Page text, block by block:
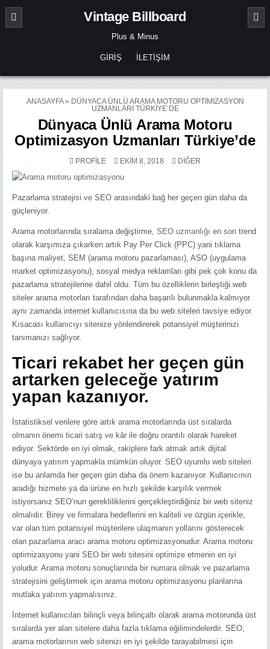
Skip
content
Vintage Billboard
Plus & Minus
GIRIŞ İLETIŞIM
ANASAYFA» DÜNYACA ÜNLÜ ARAMA MOTORU OPTIMIZASYON
UZMANLARI TÜRKIYE’DE
Dünyaca Ünlü Arama Motoru
Optimizasyon Uzmanları Türkiye’de
PROFILE EKIM 8, 2018
POSTED
DIĞER
Pazarlama stratejisi ve SEO arasındaki bağ her geçen gün daha da
güçleniyor.
Arama motorlarında sıralama değiştirme,SEO uzmanlığı en son trend
olarak karşımıza çıkarken artık Pay Per Click (PPC) yani tıklama
başına maliyet, SEM (arama motoru pazarlaması), ASO (uygulama
market optimizasyonu), sosyal medya reklamları gibi pek çok konu da
pazarlama stratejilerine dahil oldu. Tüm bu özelliklerin birleştiği web
siteler arama motorları tarafından daha başarılı bulunmakla kalmıyor
aynı zamanda internet kullanıcısına da bu web siteleri tavsiye ediyor.
Kısacası kullanıcıyı sitenize yönlendirerek potansiyel müşterinizi
tanımanızı sağlıyor.
Ticari rekabet her geçen gün
artarken geleceğe yatırım
yapan kazanıyor.
İstatistiksel verilere göre artık arama motorlarında üst sıralarda
olmanın önemi ticari satış ve kâr ile doğru orantılı olarak hareket
ediyor. Sektörde en iyi olmak, rakiplere fark atmak artık dijital
dünyaya yatırım yapmakla mümkün oluyor. SEO uyumlu web siteleri
ise bu anlamda her geçen gün daha da önem kazanıyor. Kullanıcının
aradığı hizmete ya da ürüne en hızlı şekilde karşılık vermek
istiyorsanız SEO’nun gerekliliklerini gerçekleştirdiğiniz bir web siteniz
olmalıdır. Birey ve firmalara hedeflerini en kaliteli ve özgün içerikle,
var olan tüm potansiyel müşterilere ulaşmanın yollarını gösterecek
olan pazarlama aracı arama motoru optimizasyonudur. Arama motoru
optimizasyonu yani SEO bir web sitesini optimize etmenin en iyi
yoludur. Arama motoru sonuçlarında bir numara olmak ve pazarlama
stratejisini geliştirmek için arama motoru optimizasyonu planlarına
mutlaka yatırım yapmalısınız.
İnternet kullanıcıları bilinçli veya bilinçaltı olarak arama motorunda üst
sıralarda yer alan sitelere daha fazla tıklama eğilimindelerdir. SEO,
arama motorlarının web sitenizi en iyi şekilde tarayabilmesi için